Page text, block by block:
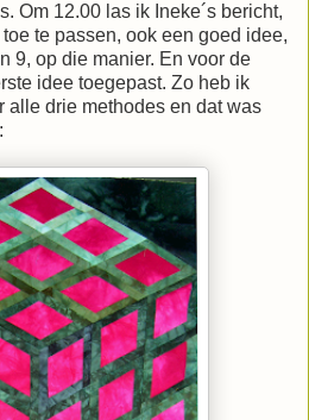
Om 12.00 las ik Ineke´s bericht,
te passen, ook een goed idee,
9, op die manier. En voor de
idee toegepast. Zo heb ik
alle drie methodes en dat was